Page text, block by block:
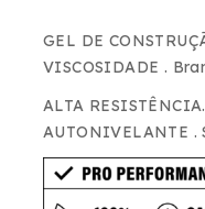
GEL DE
VISCOSIDADE .
ALTA
AUTONIVELANTE .